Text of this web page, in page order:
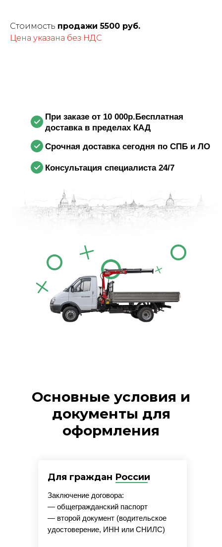
Стоимость продажи 5500 руб.
Цена указана без НДС
При заказе от 10 000р.Бесплатная
доставка в пределах КАД
Срочная доставка сегодня по СПБ и ЛО
Консультация специалиста 24/7
Основные условия и
документы для
оформления
Для граждан России
Заключение договора:
— общегражданский паспорт
— второй документ (водительское
удостоверение, ИНН или СНИЛС)